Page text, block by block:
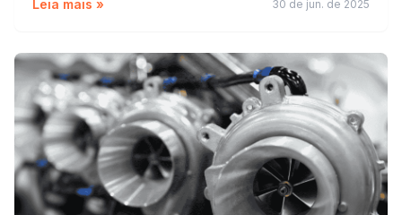
Leia mais » 30 de jun. de 2025